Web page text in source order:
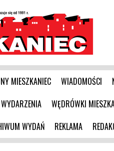
MIESZKANIEC WIADOMOŚCI
WĘDRÓWKI
WYDAŃ REKLAMA